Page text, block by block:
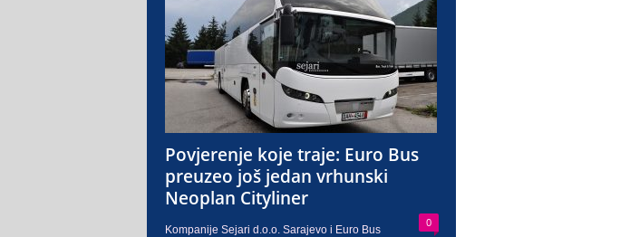
Povjerenje koje traje: Euro Bus
preuzeo još jedan vrhunski
Neoplan Cityliner
0
Kompanije Sejari d.o.o. Sarajevo i Euro Bus